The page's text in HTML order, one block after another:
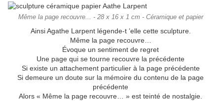
Même la page recouvre... - 28 x 16 x 1 cm - Céramique et papier
Ainsi Agathe Larpent légende-t ’elle cette sculpture.
Même la page recouvre…
Évoque un sentiment de regret
Une page qui se tourne recouvre la précédente
Si existe un attachement particulier à la page précédente
Si demeure un doute sur la mémoire du contenu de la page
précédente
Alors « Même la page recouvre… » est teinté de nostalgie.